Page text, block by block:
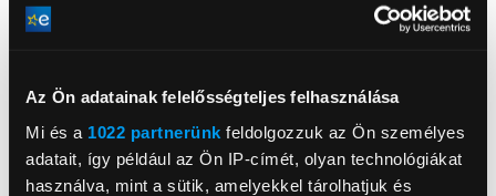
Az Ön adatainak felelősségteljes felhasználása
Mi és a 1022 partnerünk feldolgozzuk az Ön személyes
adatait, így például az Ön IP-címét, olyan technológiákat
használva, mint a sütik, amelyekkel tárolhatjuk és